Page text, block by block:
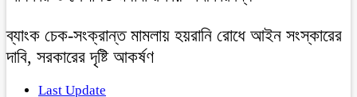
ব্যাংক চেক-সংক্রান্ত মামলায় হয়রানি রোধে আইন সংস্কারের
দাবি, সরকারের দৃষ্টি আকর্ষণ
Last Update